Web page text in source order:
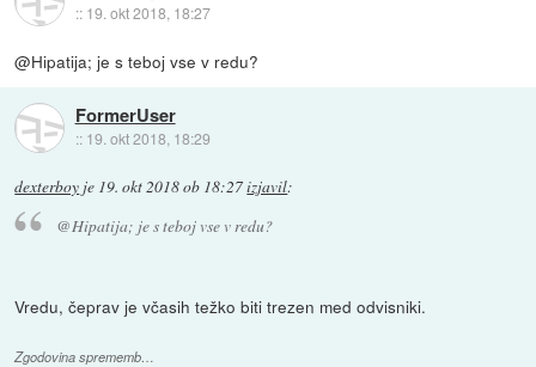
:: 19. okt 2018, 18:27
@Hipatija; je s teboj vse v redu?
FormerUser
:: 19. okt 2018, 18:29
dexterboy je 19. okt 2018 ob 18:27izjavil:
@Hipatija; je s teboj vse v redu?
Vredu, čeprav je včasih težko biti trezen med odvisniki.
Zgodovina sprememb…